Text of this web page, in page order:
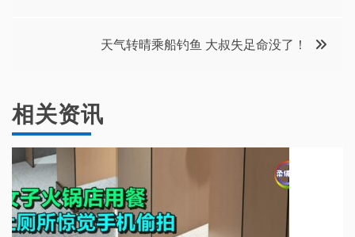
航
天气转晴乘船钓鱼 大叔失足命没了！
相关资讯